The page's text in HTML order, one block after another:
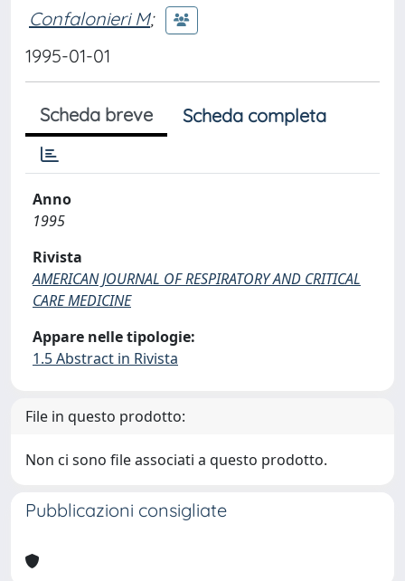
Confalonieri M;
1995-01-01
Scheda breve Scheda completa
Anno
1995
Rivista
AMERICAN JOURNAL OF RESPIRATORY AND CRITICAL
CARE MEDICINE
Appare nelle tipologie:
1.5 Abstract in Rivista
File in questo prodotto:
Non ci sono file associati a questo prodotto.
Pubblicazioni consigliate